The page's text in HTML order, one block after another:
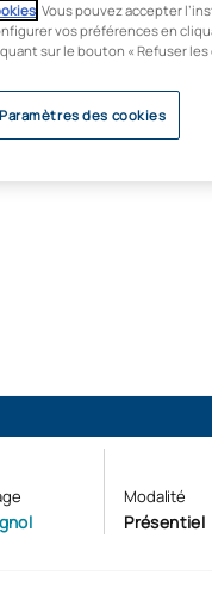
de la Principauté
Alfonso X El Sabio
est en cours de
susmentionné au
Modalité
Présentiel
. Vous pouvez accepter
vos préférences en
sur le bouton « Refuser les
Paramètres des cookies